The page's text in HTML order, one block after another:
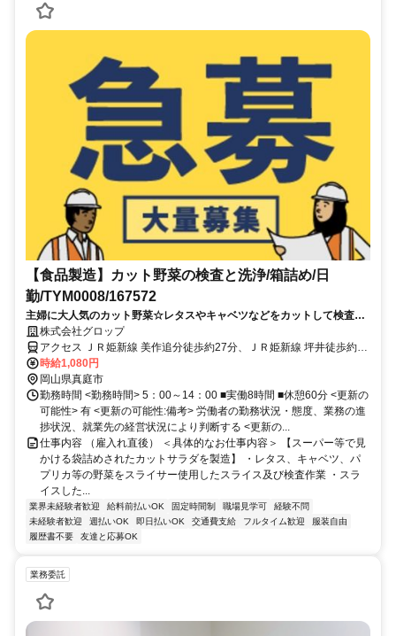
【食品製造】カット野菜の検査と洗浄/箱詰め/日
勤/TYM0008/167572
主婦に大人気のカット野菜☆レタスやキャベツなどをカットして検査す
る仕事なので未経験の方でも安心♪♪
株式会社グロップ
アクセス ＪＲ姫新線 美作追分徒歩約27分、ＪＲ姫新線 坪井徒歩約89
分、ＪＲ姫新線 久世徒歩約87分 久世ICから車で5分程度
時給1,080円
岡山県真庭市
勤務時間 <勤務時間> 5：00～14：00 ■実働8時間 ■休憩60分 <更新の
可能性> 有 <更新の可能性:備考> 労働者の勤務状況・態度、業務の進
捗状況、就業先の経営状況により判断する <更新の...
仕事内容 （雇入れ直後） ＜具体的なお仕事内容＞ 【スーパー等で見
かける袋詰めされたカットサラダを製造】 ・レタス、キャベツ、パ
プリカ等の野菜をスライサー使用したスライス及び検査作業 ・スラ
イスした...
業界未経験者歓迎 給料前払いOK 固定時間制 職場見学可
経験不問
未経験者歓迎
週払いOK 即日払いOK 交通費支給 フルタイム歓迎
服装自由
履歴書不要
友達と応募OK
業務委託